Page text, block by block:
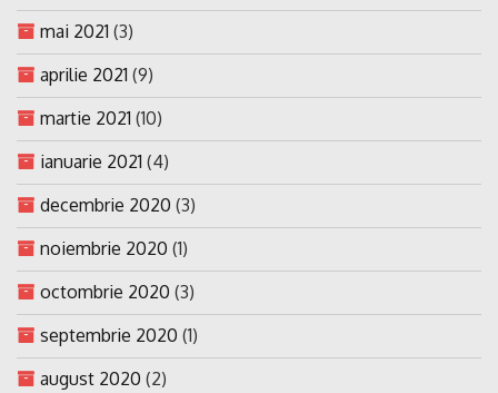
mai 2021 (3)
aprilie 2021 (9)
martie 2021 (10)
ianuarie 2021 (4)
decembrie 2020 (3)
noiembrie 2020 (1)
octombrie 2020 (3)
septembrie 2020 (1)
august 2020 (2)